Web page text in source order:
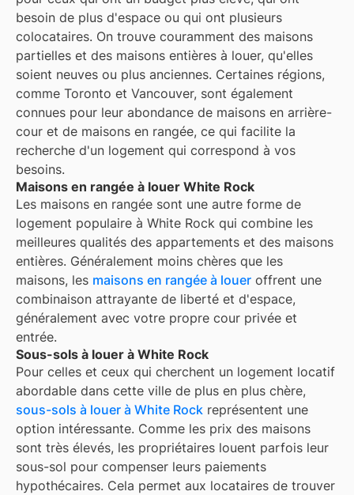
besoin de plus d'espace ou qui ont plusieurs
colocataires. On trouve couramment des maisons
partielles et des maisons entières à louer, qu'elles
soient neuves ou plus anciennes. Certaines régions,
comme Toronto et Vancouver, sont également
connues pour leur abondance de maisons en arrière-
cour et de maisons en rangée, ce qui facilite la
recherche d'un logement qui correspond à vos
besoins.
Maisons en rangée à louer White Rock
Les maisons en rangée sont une autre forme de
logement populaire à White Rock qui combine les
meilleures qualités des appartements et des maisons
entières. Généralement moins chères que les
maisons, les maisons en rangée à louer offrent une
combinaison attrayante de liberté et d'espace,
généralement avec votre propre cour privée et
entrée.
Sous-sols à louer à White Rock
Pour celles et ceux qui cherchent un logement locatif
abordable dans cette ville de plus en plus chère,
sous-sols à louer à White Rock représentent une
option intéressante. Comme les prix des maisons
sont très élevés, les propriétaires louent parfois leur
sous-sol pour compenser leurs paiements
hypothécaires. Cela permet aux locataires de trouver